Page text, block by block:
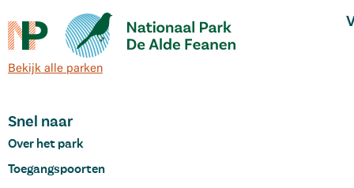
Bekijk alle parken
Snel naar
Over het park
Toegangspoorten